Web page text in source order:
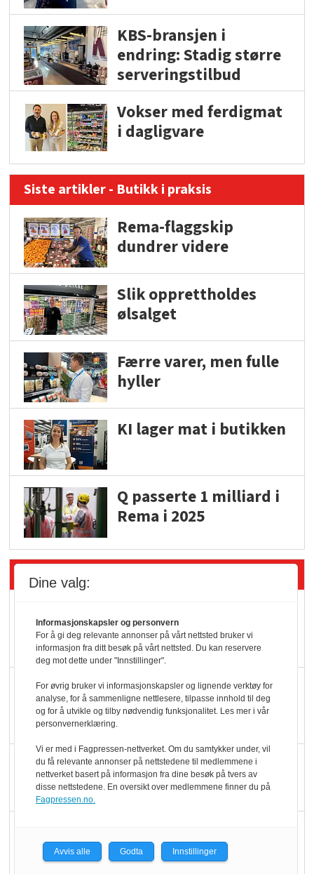
KBS-bransjen i
endring: Stadig større
serveringstilbud
Vokser med ferdigmat
i dagligvare
Siste artikler - Butikk i praksis
Rema-flaggskip
dundrer videre
Slik opprettholdes
ølsalget
Færre varer, men fulle
hyller
KI lager mat i butikken
Q passerte 1 milliard i
Rema i 2025
Siste artikler - Økologisk
yoghurt: Trues av
melkemangel
Marit Kolby vant
Økologisk Norge sin
hederspris
Blir enklere å velge
økologisk i butikkhylla
med å få tak i nok melk
Dine valg:
Informasjonskapsler og personvern
For å gi deg relevante annonser på vårt nettsted bruker vi
informasjon fra ditt besøk på vårt nettsted. Du kan reservere
deg mot dette under "Innstillinger".
For øvrig bruker vi informasjonskapsler og lignende verktøy for
analyse, for å sammenligne nettlesere, tilpasse innhold til deg
og for å utvikle og tilby nødvendig funksjonalitet. Les mer i vår
personvernerklæring.
Vi er med i Fagpressen-nettverket. Om du samtykker under, vil
du få relevante annonser på nettstedene til medlemmene i
nettverket basert på informasjon fra dine besøk på tvers av
disse nettstedene. En oversikt over medlemmene finner du på
Fagpressen.no.
Avvis alle Godta Innstillinger